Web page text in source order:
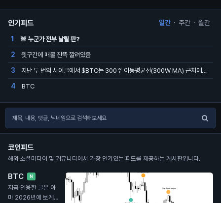
인기피드 일간 · 주간 · 월간
1 🚨 누군가 전부 날릴 판?
2 윗구간에 매물 잔뜩 깔려있음
3 지난 두 번의 사이클에서 $BTC는 300주 이동평균선(300W MA) 근처에서 바닥을 찍었음.
4 BTC
코인피드
해외 소셜미디어 및 커뮤니티에서 가장 인기있는 피드를 제공하는 게시판입니다.
BTC N
지금 인용한 글은 아
마 2026년에 보게